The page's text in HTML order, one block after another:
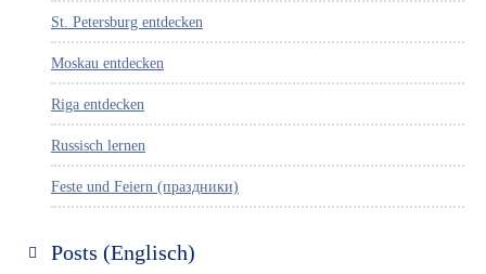
St. Petersburg entdecken
Moskau entdecken
Riga entdecken
Russisch lernen
Feste und Feiern (праздники)
Posts (Englisch)